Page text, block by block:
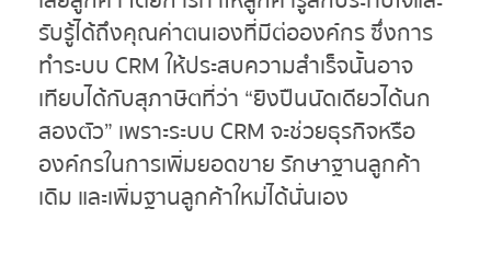
รับรู้ได้ถึงคุณค่าตนเองที่มีต่อองค์กร ซึ่งการ
ทำระบบ CRM ให้ประสบความสำเร็จนั้นอาจ
เทียบได้กับสุภาษิตที่ว่า “ยิงปืนนัดเดียวได้นก
สองตัว” เพราะระบบ CRM จะช่วยธุรกิจหรือ
องค์กรในการเพิ่มยอดขาย รักษาฐานลูกค้า
เดิม และเพิ่มฐานลูกค้าใหม่ได้นั่นเอง